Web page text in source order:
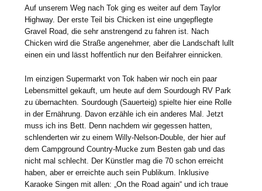
Auf unserem Weg nach Tok ging es weiter auf dem Taylor
Highway. Der erste Teil bis Chicken ist eine ungepflegte
Gravel Road, die sehr anstrengend zu fahren ist. Nach
Chicken wird die Straße angenehmer, aber die Landschaft lullt
einen ein und lässt hoffentlich nur den Beifahrer einnicken.
Im einzigen Supermarkt von Tok haben wir noch ein paar
Lebensmittel gekauft, um heute auf dem Sourdough RV Park
zu übernachten. Sourdough (Sauerteig) spielte hier eine Rolle
in der Ernährung. Davon erzähle ich ein anderes Mal. Jetzt
muss ich ins Bett. Denn nachdem wir gegessen hatten,
schlenderten wir zu einem Willy-Nelson-Double, der hier auf
dem Campground Country-Mucke zum Besten gab und das
nicht mal schlecht. Der Künstler mag die 70 schon erreicht
haben, aber er erreichte auch sein Publikum. Inklusive
Karaoke Singen mit allen: „On the Road again“ und ich traue